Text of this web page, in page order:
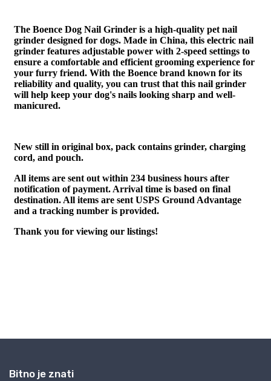
Bitno je znati